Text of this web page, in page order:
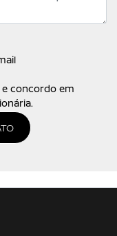
e concordo em